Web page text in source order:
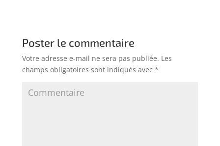
Poster le commentaire
Votre adresse e-mail ne sera pas publiée. Les
champs obligatoires sont indiqués avec *